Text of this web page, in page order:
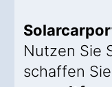
Nutzen Sie
schaffen